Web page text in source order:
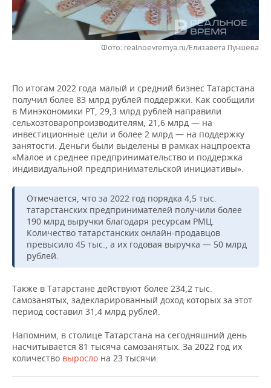
НЕФТЕХИМИЯ
НЕФТЬ
ЭНЕРГЕТИКА
РОЗНИЧНАЯ ТОРГОВЛЯ
НОВОСТИ ТЕХНОЛОГИЙ
ТЕЛЕКОММУНИКАЦИИ
МЕРОПРИЯТИЯ
НОВОСТИ МЕРОПРИЯТИЙ
БИЗНЕС-БРАНЧИ
ONLINE-КОНФЕРЕНЦИИ
ОТКРЫТАЯ ЛЕКЦИЯ
ФУТБОЛ
ХОККЕЙ
БАСКЕТБОЛ
ВОЛЕЙБОЛ
КИБЕРСПОРТ
ФИГУРНОЕ КАТАНИЕ
ХОККЕЙ С МЯЧОМ
НОВОСТИ ОБЩЕСТВА
ВЛАСТЬ
ИНФРАСТРУКТУРА
ИСТОРИЯ
КУЛЬТУРА
МЕДИЦИНА
ПРОИСШЕСТВИЯ
ФОТОГАЛЕРЕЯ
СЮЖЕТЫ
СПРАВОЧНИК
СПИСОК ПЕРСОН
СПИСОК КОМПАНИЙ
ПОЛНАЯ ВЕРСИЯ
Фото: realnoevremya.ru/Елизавета Пуншева
По итогам 2022 года малый и средний бизнес Татарстана
получил более 83 млрд рублей поддержки. Как сообщили
в Минэкономики РТ, 29,3 млрд рублей направили
сельхозтоваропроизводителям, 21,6 млрд — на
инвестиционные цели и более 2 млрд — на поддержку
занятости. Деньги были выделены в рамках нацпроекта
«Малое и среднее предпринимательство и поддержка
индивидуальной предпринимательской инициативы».
Отмечается, что за 2022 год порядка 4,5 тыс.
татарстанских предпринимателей получили более
190 млрд выручки благодаря ресурсам РМЦ.
Количество татарстанских онлайн-продавцов
превысило 45 тыс., а их годовая выручка — 50 млрд
рублей.
Также в Татарстане действуют более 234,2 тыс.
самозанятых, задекларированный доход которых за этот
период составил 31,4 млрд рублей.
Напомним, в столице Татарстана на сегодняшний день
насчитывается 81 тысяча самозанятых. За 2022 год их
количество выросло на 23 тысячи.